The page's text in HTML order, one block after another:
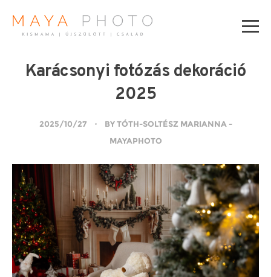
Karácsonyi fotózás dekoráció
2025
2025/10/27
BY TÓTH-SOLTÉSZ MARIANNA -
MAYAPHOTO